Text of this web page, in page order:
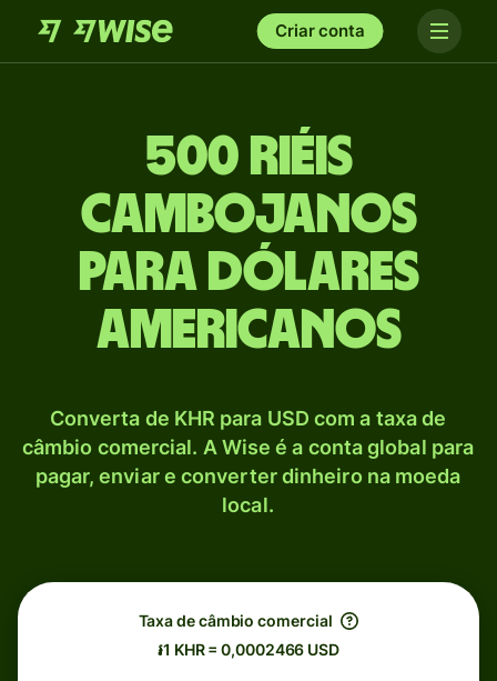
Criar conta
500 Riéis
cambojanos
para Dólares
americanos
Converta de KHR para USD com a taxa de
câmbio comercial. A Wise é a conta global para
pagar, enviar e converter dinheiro na moeda
local.
Taxa de câmbio comercial
៛1 KHR = 0,0002466 USD